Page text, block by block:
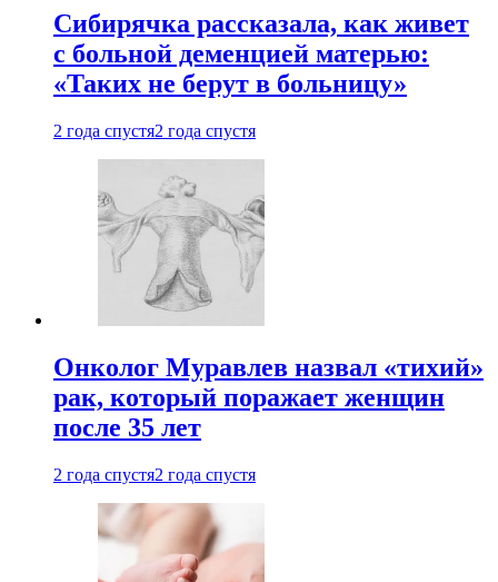
Сибирячка рассказала, как живет
с больной деменцией матерью:
«Таких не берут в больницу»
2 года спустя2 года спустя
Онколог Муравлев назвал «тихий»
рак, который поражает женщин
после 35 лет
2 года спустя2 года спустя